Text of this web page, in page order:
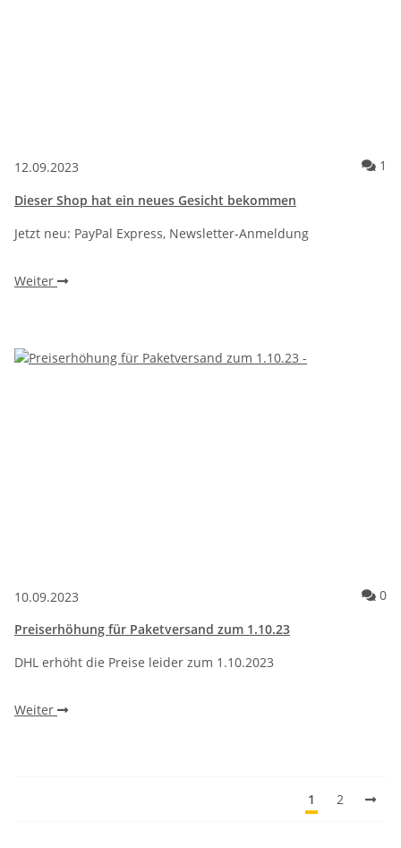
12.09.2023 1
Dieser Shop hat ein neues Gesicht bekommen
Jetzt neu: PayPal Express, Newsletter-Anmeldung
Weiter
10.09.2023 0
Preiserhöhung für Paketversand zum 1.10.23
DHL erhöht die Preise leider zum 1.10.2023
Weiter
1 2